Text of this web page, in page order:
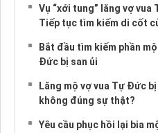
Vụ “xới tung” lăng vợ vua
Tiếp tục tìm kiếm di cốt
Bắt đầu tìm kiếm phần
Đức bị san ủi
Lăng mộ vợ vua Tự Đức
không đúng sự thật?
Yêu cầu phục hồi lại bia